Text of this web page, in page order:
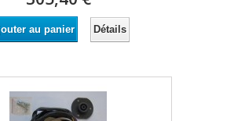
au panier Détails